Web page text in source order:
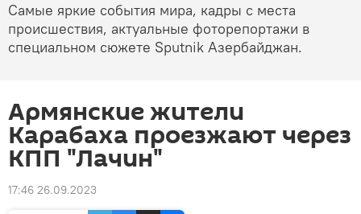
Самые яркие события мира, кадры с места
происшествия, актуальные фоторепортажи в
специальном сюжете Sputnik Азербайджан.
Армянские жители
Карабаха проезжают через
КПП "Лачин"
17:46 26.09.2023